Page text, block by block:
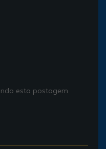
esta postagem